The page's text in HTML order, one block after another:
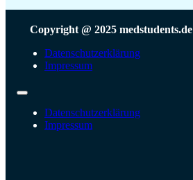
Copyright @ 2025 medstudents.de
Datenschutzerklärung
Impressum
Datenschutzerklärung
Impressum